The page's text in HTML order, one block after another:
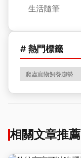
生活隨筆
# 熱門標籤
爬蟲寵物飼養趨勢
相關文章推薦